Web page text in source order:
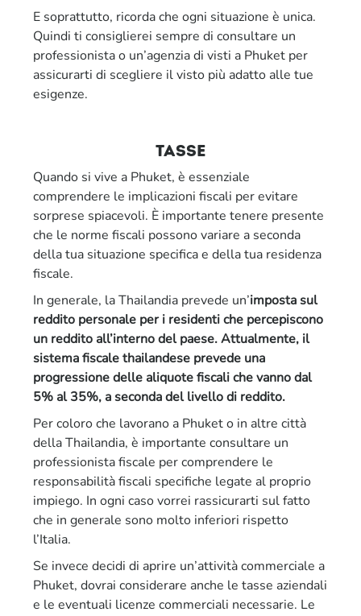
E soprattutto, ricorda che ogni situazione è unica.
Quindi ti consiglierei sempre di consultare un
professionista o un’agenzia di visti a Phuket per
assicurarti di scegliere il visto più adatto alle tue
esigenze.
tasse
Quando si vive a Phuket, è essenziale
comprendere le implicazioni fiscali per evitare
sorprese spiacevoli. È importante tenere presente
che le norme fiscali possono variare a seconda
della tua situazione specifica e della tua residenza
fiscale.
In generale, la Thailandia prevede un’imposta sul
reddito personale per i residenti che percepiscono
un reddito all’interno del paese. Attualmente, il
sistema fiscale thailandese prevede una
progressione delle aliquote fiscali che vanno dal
5% al 35%, a seconda del livello di reddito.
Per coloro che lavorano a Phuket o in altre città
della Thailandia, è importante consultare un
professionista fiscale per comprendere le
responsabilità fiscali specifiche legate al proprio
impiego. In ogni caso vorrei rassicurarti sul fatto
che in generale sono molto inferiori rispetto
l’Italia.
Se invece decidi di aprire un’attività commerciale a
Phuket, dovrai considerare anche le tasse aziendali
e le eventuali licenze commerciali necessarie. Le